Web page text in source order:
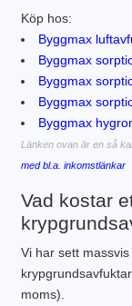
Köp hos:
Byggmax
Byggmax
Byggmax
Byggmax
Byggmax
Länken ovan är en så
med bl.a. inkomstlänkar
Vad kostar
Vi har sett
moms).